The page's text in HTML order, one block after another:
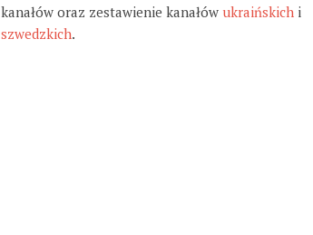
kanałów oraz zestawienie kanałów ukraińskich i
szwedzkich.